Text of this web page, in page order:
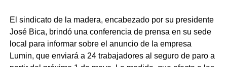
muchas veces enfrentan barreras geográficas y
económicas para acceder a la educación formal. Cynthia
Costabel, directora de Juventud, enfatizó que las
capacitaciones están diseñadas para responder a las
El sindicato de la madera, encabezado por su presidente
José Bica, brindó una conferencia de prensa en su sede
local para informar sobre el anuncio de la empresa
Lumin, que enviará a 24 trabajadores al seguro de paro a